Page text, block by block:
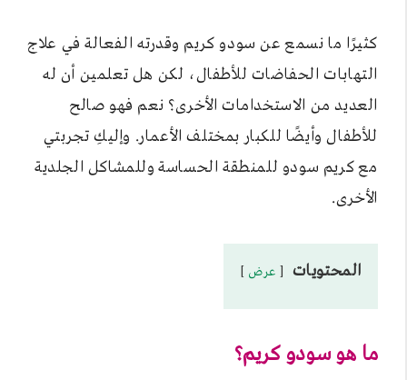
كثيرًا ما نسمع عن سودو كريم وقدرته الفعالة في علاج
التهابات الحفاضات للأطفال، لكن هل تعلمين أن له
العديد من الاستخدامات الأخرى؟ نعم فهو صالح
للأطفال وأيضًا للكبار بمختلف الأعمار. وإليكِ تجربتي
مع كريم سودو للمنطقة الحساسة وللمشاكل الجلدية
الأخرى.
المحتويات عرض
ما هو سودو كريم؟